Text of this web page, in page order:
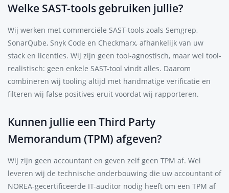
Welke SAST-tools gebruiken jullie?
Wij werken met commerciële SAST-tools zoals Semgrep,
SonarQube, Snyk Code en Checkmarx, afhankelijk van uw
stack en licenties. Wij zijn geen tool-agnostisch, maar wel tool-
realistisch: geen enkele SAST-tool vindt alles. Daarom
combineren wij tooling altijd met handmatige verificatie en
filteren wij false positives eruit voordat wij rapporteren.
Kunnen jullie een Third Party
Memorandum (TPM) afgeven?
Wij zijn geen accountant en geven zelf geen TPM af. Wel
leveren wij de technische onderbouwing die uw accountant of
NOREA-gecertificeerde IT-auditor nodig heeft om een TPM af